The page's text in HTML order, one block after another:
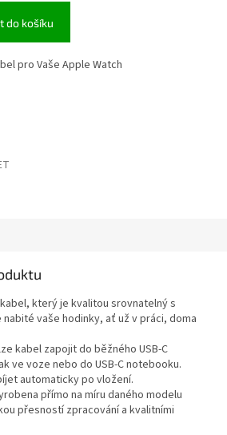
do košíku
pro Vaše Apple Watch
který je kvalitou srovnatelný s
vaše hodinky, ať už v práci, doma
kabel zapojit do běžného USB-C
ve voze nebo do USB-C notebooku.
automaticky po vložení.
přímo na míru daného modelu
přesností zpracování a kvalitními